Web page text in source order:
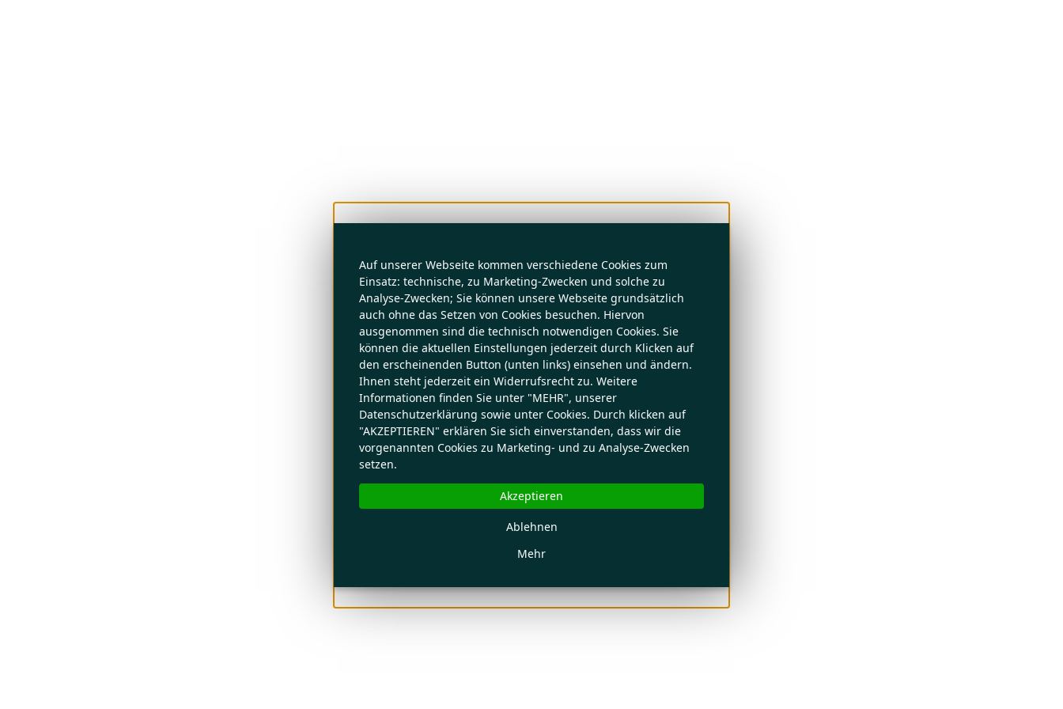
Auf unserer Webseite kommen verschiedene Cookies zum
Einsatz: technische, zu Marketing-Zwecken und solche zu
Analyse-Zwecken; Sie können unsere Webseite grundsätzlich
auch ohne das Setzen von Cookies besuchen. Hiervon
ausgenommen sind die technisch notwendigen Cookies. Sie
können die aktuellen Einstellungen jederzeit durch Klicken auf
den erscheinenden Button (unten links) einsehen und ändern.
Ihnen steht jederzeit ein Widerrufsrecht zu. Weitere
Informationen finden Sie unter "MEHR", unserer
Datenschutzerklärung sowie unter Cookies. Durch klicken auf
"AKZEPTIEREN" erklären Sie sich einverstanden, dass wir die
vorgenannten Cookies zu Marketing- und zu Analyse-Zwecken
setzen.
Mehr
Ablehnen
Akzeptieren